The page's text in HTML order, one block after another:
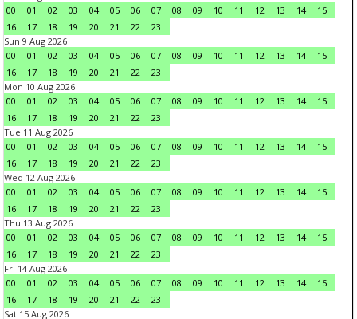
00
01 02 03 04 05 06 07 08 09 10 11 12 13 14
15
16
17 18 19 20 21 22
23
Sun 9 Aug 2026
00
01 02 03 04 05 06 07 08 09 10 11 12 13 14
15
16
17 18 19 20 21 22
23
Mon 10 Aug 2026
00
01 02 03 04 05 06 07 08 09 10 11 12 13 14
15
16
17 18 19 20 21 22
23
Tue 11 Aug 2026
00
01 02 03 04 05 06 07 08 09 10 11 12 13 14
15
16
17 18 19 20 21 22
23
Wed 12 Aug 2026
00
01 02 03 04 05 06 07 08 09 10 11 12 13 14
15
16
17 18 19 20 21 22
23
Thu 13 Aug 2026
00
01 02 03 04 05 06 07 08 09 10 11 12 13 14
15
16
17 18 19 20 21 22
23
Fri 14 Aug 2026
00
01 02 03 04 05 06 07 08 09 10 11 12 13 14
15
16
17 18 19 20 21 22
23
Sat 15 Aug 2026